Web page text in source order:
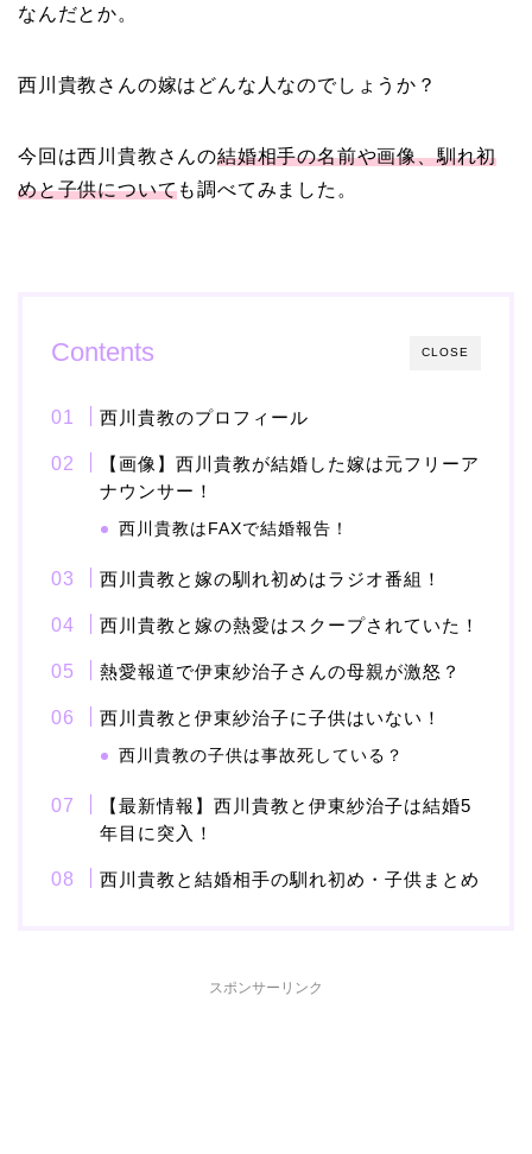
【画像】ブーニンの嫁は
取材！？
の結婚馴れ初めはバラエ
急接近！
本並健司が元嫁・美千代
と離婚したのはいつ？顔
画像や離婚理由は？
田村淳と嫁・香那の結婚
破局から復縁へ
【画像】相葉雅紀の嫁は
なんだとか。
西川貴教さんの嫁はどんな人なのでしょうか？
今回は西川貴教さんの結婚相手の名前や画像、馴れ初
めと子供についても調べてみました。
CLOSE
Contents
西川貴教のプロフィール
【画像】西川貴教が結婚した嫁は元フリーア
ナウンサー！
西川貴教はFAXで結婚報告！
西川貴教と嫁の馴れ初めはラジオ番組！
西川貴教と嫁の熱愛はスクープされていた！
熱愛報道で伊東紗治子さんの母親が激怒？
西川貴教と伊東紗治子に子供はいない！
西川貴教の子供は事故死している？
【最新情報】西川貴教と伊東紗治子は結婚5
年目に突入！
西川貴教と結婚相手の馴れ初め・子供まとめ
スポンサーリンク